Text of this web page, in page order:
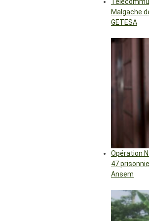
Malgache
GETESA
Opération
47
Ansem